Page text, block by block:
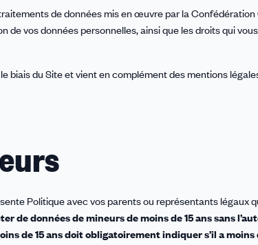
de données mis en œuvre par la Confédération
vos données personnelles, ainsi que les droits qui
biais du Site et vient en complément des mentions
Politique avec vos parents ou représentants légaux
de données de mineurs de moins de 15 ans sans
de 15 ans doit obligatoirement indiquer s’il a moins